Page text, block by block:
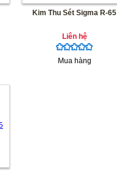
Kim Thu Sét Sigma R-65
Liên hệ
Mua hàng